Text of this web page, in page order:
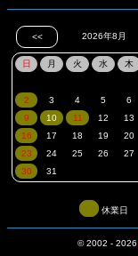
休業日
© 2002 - 2026